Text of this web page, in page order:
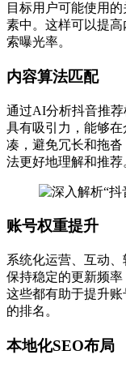
目标用户可能使用
素中。这样可以提
索曝光率。
内容算法匹配
通过AI分析抖音推
具有吸引力，能够
凑，避免冗长和拖
法更好地理解和推荐
账号权重提升
系统化运营、互动、
保持稳定的更新频率
这些都有助于提升
的排名。
本地化SEO布局